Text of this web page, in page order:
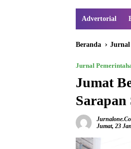
Advertorial
Beranda Jurnal
Jurnal
Jumat
Sarapan
Jumat, 23